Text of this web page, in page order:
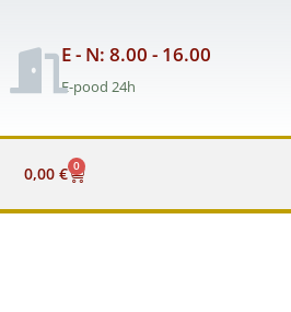
E - N: 8.00 - 16.00
E-pood 24h
0,00 € 0
Cart